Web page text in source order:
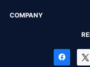
COMPANY